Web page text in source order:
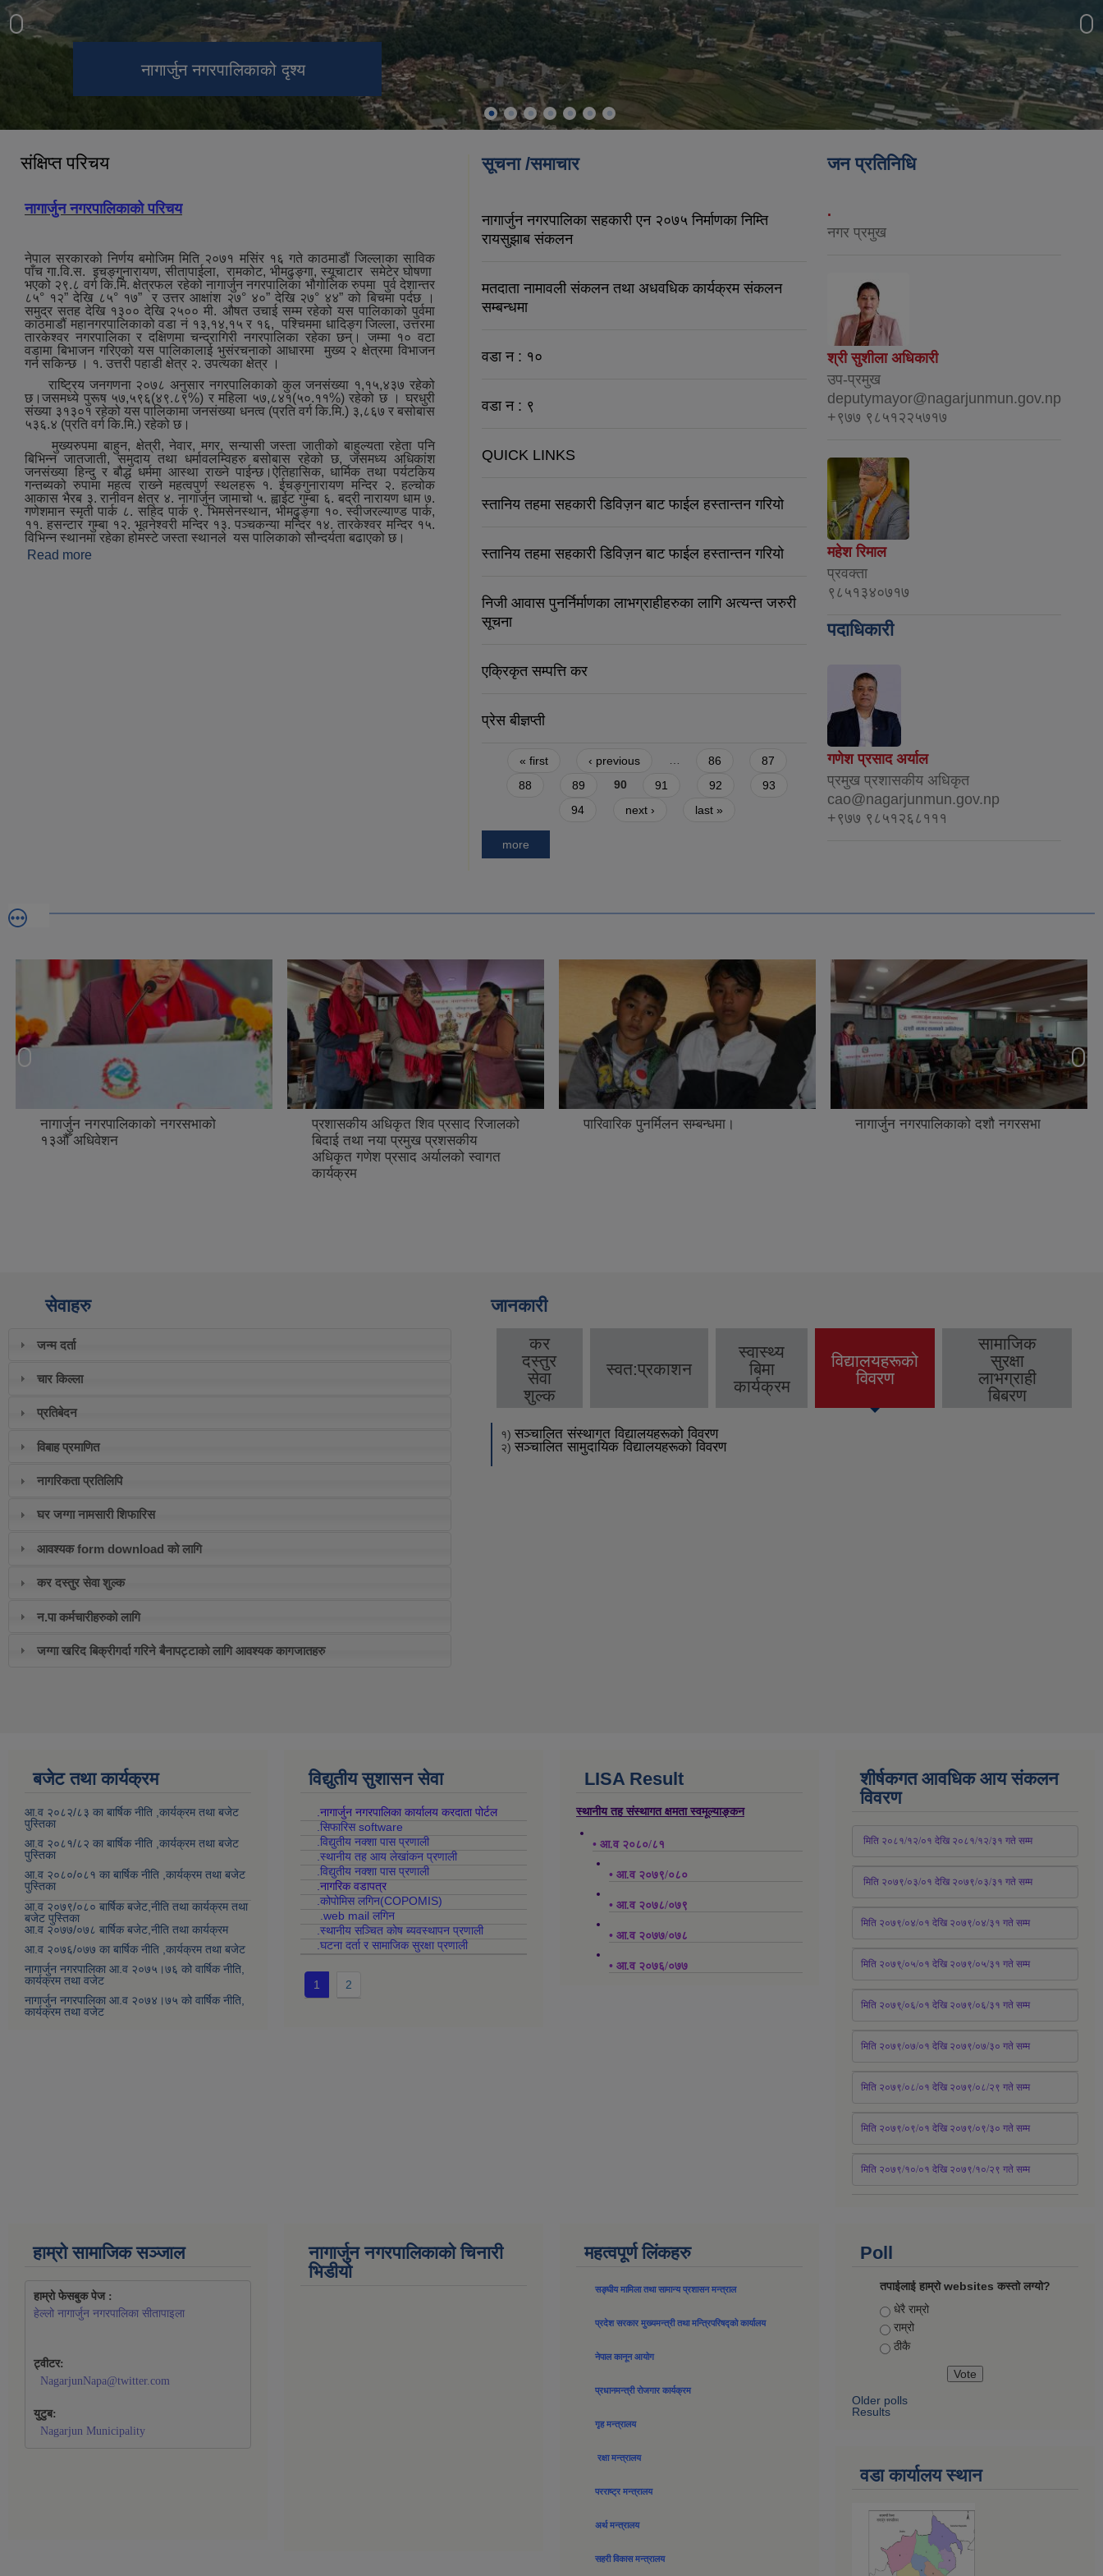
नागार्जुन नगरपालिकाको दृश्य
इचङगु नारायण मन्दिर
स्वीजरल्याण्ड पार्क
सेतो (white) गुम्बा
नागार्जुन नगरपालिकाको आवास क्षेत्र
आदेश्वर मन्दिर
बद्री नाथ मन्दिर
संक्षिप्त परिचय
नागार्जुन नगरपालिकाको परिचय
नेपाल सरकारको निर्णय बमोजिम मिति २०७१ मसिंर १६ गते काठमाडौं जिल्लाका साविक
पाँच गा.वि.स. इचङ्गुनारायण, सीतापाईला, रामकोट, भीमढुङ्गा, स्यूचाटार समेटेर घोषणा
भएको २९.८ वर्ग कि.मि. क्षेत्रफल रहेको नागार्जुन नगरपालिका भौगोलिक रुपमा पुर्व देशान्तर
८५° १२” देखि ८५° १७” र उत्तर आक्षांश २७° ४०” देखि २७° ४४” को बिचमा पर्दछ ।
समुद्र सतह देखि १३०० देखि २५०० मी. औषत उचाई सम्म रहेको यस पालिकाको पुर्वमा
काठमाडौं महानगरपालिकाको वडा नं १३,१४,१५ र १६, पश्‍चिममा धादिङ्ग जिल्ला, उत्तरमा
तारकेश्‍वर नगरपालिका र दक्षिणमा चन्द्रागिरी नगरपालिका रहेका छन्। जम्मा १० वटा
वडामा बिभाजन गरिएको यस पालिकालाई भुसंरचनाको आधारमा मुख्य २ क्षेत्रमा विभाजन
गर्न सकिन्छ । १. उत्तरी पहाडी क्षेत्र २. उपत्यका क्षेत्र ।
राष्ट्रिय जनगणना २०७८ अनुसार नगरपालिकाको कुल जनसंख्या १,१५,४३७ रहेको
छ।जसमध्ये पुरूष ५७,५९६(४९.८९%) र महिला ५७,८४१(५०.११%) रहेको छ । घरधुरी
संख्या ३१३०१ रहेको यस पालिकामा जनसंख्या धनत्व (प्रति वर्ग कि.मि.) ३,८६७ र बसोबास
५३६.४ (प्रति वर्ग कि.मि.) रहेको छ।
मुख्‍यरुपमा बाहुन, क्षेत्री, नेवार, मगर, सन्यासी जस्ता जातीको बाहुल्यता रहेता पनि
बिभिन्‍न जातजाती, समुदाय तथा धर्मावलम्विहरु बसोबास रहेको छ, जसमध्‍य अधिकांश
जनसंख्या हिन्दु र बौद्ध धर्ममा आस्था राख्‍ने पाईन्छ।ऐतिहासिक, धार्मिक तथा पर्यटकिय
गन्तब्यको रुपामा महत्व राख्‍ने महत्‍वपुर्ण स्थलहरू १. ईचङ्गुनारायण मन्दिर २. हल्चोक
आकास भैरब ३. रानीवन क्षेत्र ४. नागार्जुन जामाचो ५. ह्वाईट गुम्बा ६. बद्री नारायण धाम ७.
गणेशमान स्मृती पार्क ८. सहिद पार्क ९. भिमसेनस्थान, भीमढुङ्गा १०. स्वीजरल्याण्ड पार्क,
११. हसन्टार गुम्बा १२. भूवनेश्‍वरी मन्दिर १३. पञ्‍चकन्या मन्दिर १४. तारकेश्‍वर मन्दिर १५.
विभिन्न स्थानमा रहेका होमस्टे जस्‍ता स्थानले यस पालिकाको सौन्दर्यता बढाएको छ।
Read more
सूचना /समाचार
नागार्जुन नगरपालिका सहकारी एन २०७५ निर्माणका निम्ति
रायसुझाब संकलन
मतदाता नामावली संकलन तथा अधवधिक कार्यक्रम संकलन
सम्बन्धमा
वडा न : १०
वडा न : ९
QUICK LINKS
स्तानिय तहमा सहकारी डिविज़न बाट फाईल हस्तान्तन गरियो
स्तानिय तहमा सहकारी डिविज़न बाट फाईल हस्तान्तन गरियो
निजी आवास पुनर्निर्माणका लाभग्राहीहरुका लागि अत्यन्त जरुरी
सूचना
एक्रिकृत सम्पत्ति कर
प्रेस बीज्ञप्ती
Pages
« first ‹ previous … 86
87
88
89 90 91 92
93
94
next › last »
more
जन प्रतिनिधि
.
नगर प्रमुख
श्री सुशीला अधिकारी
उप-प्रमुख
deputymayor@nagarjunmun.gov.np
+९७७ ९८५१२२५७१७
महेश रिमाल
प्रवक्ता
९८५१३४०७१७
पदाधिकारी
गणेश प्रसाद अर्याल
प्रमुख प्रशासकीय अधिकृत
cao@nagarjunmun.gov.np
+९७७ ९८५१२६८१११
प्रशासकीय अधिकृत शिव प्रसाद रिजालको
बिदाई तथा नया प्रमुख प्रशसकीय
पारिवारिक पुनर्मिलन सम्बन्धमा। नागार्जुन नगरपालिकाको दशौ नगरसभा
यस नागार्जुन नगरपालिका अन्तर्गत हाल
सेवाहरु
जन्म दर्ता
चार किल्ला
प्रतिबेदन
विबाह प्रमाणित
नागरिकता प्रतिलिपि
घर जग्गा नामसारी शिफारिस
आवश्यक form download को लागि
कर दस्तुर सेवा शुल्क
न.पा कर्मचारीहरुको लागि
जग्गा खरिद बिक्रीगर्दा गरिने बैनापट्टाको लागि आवश्यक कागजातहरु
जानकारी
कर
दस्तुर
सेवा
शुल्क
स्वत:प्रकाशन
स्वास्थ्य
बिमा
कार्यक्रम
विद्यालयहरूको
विवरण
(active tab)
सामाजिक
सुरक्षा
लाभग्राही
बिबरण
१) सञ्चालित संस्थागत विद्यालयहरूको विवरण
२) सञ्चालित सामुदायिक विद्यालयहरूको विवरण
बजेट तथा कार्यक्रम
आ.व २०८२/८३ का बार्षिक नीति ,कार्यक्रम तथा बजेट
पुस्तिका
आ.व २०८१/८२ का बार्षिक नीति ,कार्यक्रम तथा बजेट
पुस्तिका
आ.व २०८०/०८१ का बार्षिक नीति ,कार्यक्रम तथा बजेट
पुस्तिका
आ.व २०७९/०८० बार्षिक बजेट,नीति तथा कार्यक्रम तथा
बजेट पुस्तिका
आ.व २०७७/०७८ बार्षिक बजेट,नीति तथा कार्यक्रम
आ.व २०७६/०७७ का बार्षिक नीति ,कार्यक्रम तथा बजेट
नागार्जुन नगरपालिका आ.व २०७५।७६ को वार्षिक नीति,
कार्यक्रम तथा वजेट
नागार्जुन नगरपालिका आ.व २०७४।७५ को वार्षिक नीति,
कार्यक्रम तथा वजेट
विद्युतीय सुशासन सेवा
.नागार्जुन नगरपालिका कार्यालय करदाता पोर्टल
.सिफारिस software
.विद्युतीय नक्शा पास प्रणाली
.स्थानीय तह आय लेखांकन प्रणाली
.विद्युतीय नक्शा पास प्रणाली
.नागरिक वडापत्र
.कोपोमिस लगिन(COPOMIS)
.web mail लगिन
.स्थानीय सञ्चित कोष ब्यवस्थापन प्रणाली
.घटना दर्ता र सामाजिक सुरक्षा प्रणाली
1 2
LISA Result
स्थानीय तह संस्थागत क्षमता स्वमूल्याङ्कन
• आ.व २०८०/८१
• आ.व २०७९/०८०
• आ.व २०७८/०७९
• आ.व २०७७/०७८
• आ.व २०७६/०७७
शीर्षकगत आवधिक आय संकलन
विवरण
मिति २०८१/१२/०१ देखि २०८१/१२/३१ गते सम्म
मिति २०७९/०३/०१ देखि २०७९/०३/३१ गते सम्म
मिति २०७९/०४/०१ देखि २०७९/०४/३१ गते सम्म
मिति २०७९्/०५/०१ देखि २०७९/०५/३१ गते सम्म
मिति २०७९्/०६/०१ देखि २०७९/०६/३१ गते सम्म
मिति २०७९/०७/०१ देखि २०७९/०७/३० गते सम्म
मिति २०७९/०८/०१ देखि २०७९/०८/२९ गते सम्म
मिति २०७९/०९/०१ देखि २०७९/०९/३० गते सम्म
मिति २०७९/१०/०१ देखि २०७९/१०/२९ गते सम्म
हाम्रो सामाजिक सञ्जाल
हाम्रो फेसबुक पेज :
हेल्लो नागार्जुन नगरपालिका सीतापाइला
ट्वीटर:
NagarjunNapa@twitter.com
युटुब:
Nagarjun Municipality
नागार्जुन नगरपालिकाको चिनारी
भिडीयो
महत्वपूर्ण लिंकहरु
सङ्घीय मामिला तथा सामान्य प्रशासन मन्त्राल
प्रदेश सरकार मुख्यमन्त्री तथा मन्त्रिपरिषद्को कार्यालय
नेपाल कानून आयोग
प्रधानमन्त्री रोजगार कार्यक्रम
गृह मन्त्रालय
रक्षा मन्त्रालय
परराष्ट्र मन्त्रालय
अर्थ मन्त्रालय
सहरी विकास मन्त्रालय
Poll
तपाईलाई हाम्रो websites कस्तो लग्यो?
Choices
धेरै राम्रो
राम्रो
ठीकै
Older polls
Results
वडा कार्यालय स्थान